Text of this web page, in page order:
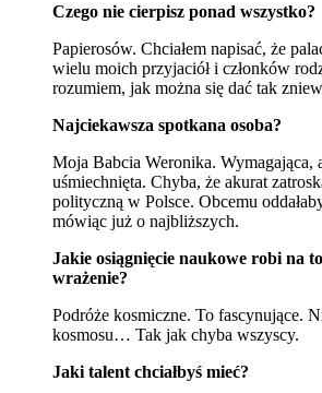
Czego nie cierpisz ponad wszystko?
Papierosów. Chciałem napisać, że
wielu moich przyjaciół i członków
rozumiem, jak można się dać tak
Najciekawsza spotkana osoba?
Moja Babcia Weronika. Wymagająca,
uśmiechnięta. Chyba, że akurat
polityczną w Polsce. Obcemu
mówiąc już o najbliższych.
Jakie osiągnięcie naukowe robi na
wrażenie?
Podróże kosmiczne. To fascynujące.
kosmosu… Tak jak chyba wszyscy.
Jaki talent chciałbyś mieć?